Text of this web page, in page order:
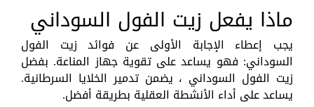
ماذا يفعل زيت الفول السوداني
يجب إعطاء الإجابة الأولى عن فوائد زيت الفول
السوداني: فهو يساعد على تقوية جهاز المناعة. بفضل
زيت الفول السوداني ، يضمن تدمير الخلايا السرطانية.
يساعد على أداء الأنشطة العقلية بطريقة أفضل.